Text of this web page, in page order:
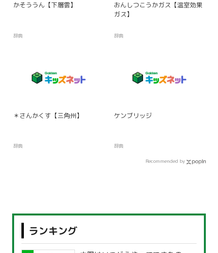
かそううん【下層雲】
辞典
おんしつこうかガス【温室効果
ガス】
辞典
＊さんかくす【三角州】
辞典
ケンブリッジ
辞典
Recommended by
ランキング